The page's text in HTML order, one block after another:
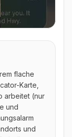
flache
Karte,
arbeitet (nur
und
und